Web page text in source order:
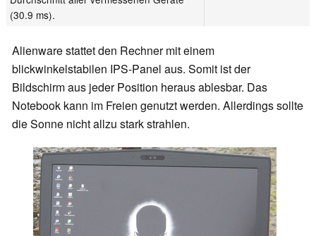
(30.9 ms).
Alienware stattet den Rechner mit einem
blickwinkelstabilen IPS-Panel aus. Somit ist der
Bildschirm aus jeder Position heraus ablesbar. Das
Notebook kann im Freien genutzt werden. Allerdings sollte
die Sonne nicht allzu stark strahlen.